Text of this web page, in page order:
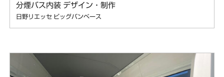
分煙バス内装 デザイン・制作
日野リエッセ ビッグバンベース